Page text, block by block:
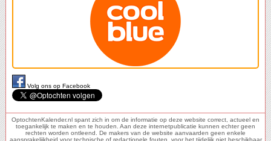
Volg ons op Facebook
OptochtenKalender.nl spant zich in om de informatie op deze website correct, actueel en
toegankelijk te maken en te houden. Aan deze internetpublicatie kunnen echter geen
rechten worden ontleend. De makers van de website aanvaarden geen enkele